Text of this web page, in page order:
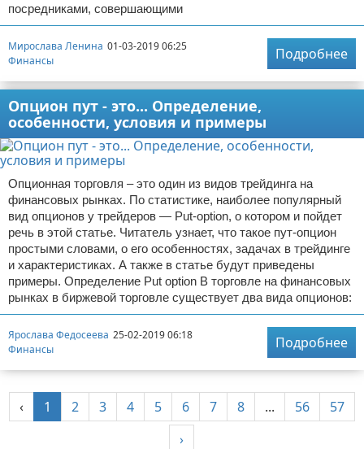
посредниками, совершающими
Мирослава Ленина 01-03-2019 06:25
Финансы
Подробнее
Опцион пут - это... Определение,
особенности, условия и примеры
Опционная торговля – это один из видов трейдинга на
финансовых рынках. По статистике, наиболее популярный
вид опционов у трейдеров — Put-option, о котором и пойдет
речь в этой статье. Читатель узнает, что такое пут-опцион
простыми словами, о его особенностях, задачах в трейдинге
и характеристиках. А также в статье будут приведены
примеры. Определение Put option В торговле на финансовых
рынках в биржевой торговле существует два вида опционов:
Ярослава Федосеева 25-02-2019 06:18
Финансы
Подробнее
‹ 1 2 3 4 5 6 7 8 ... 56
57
›